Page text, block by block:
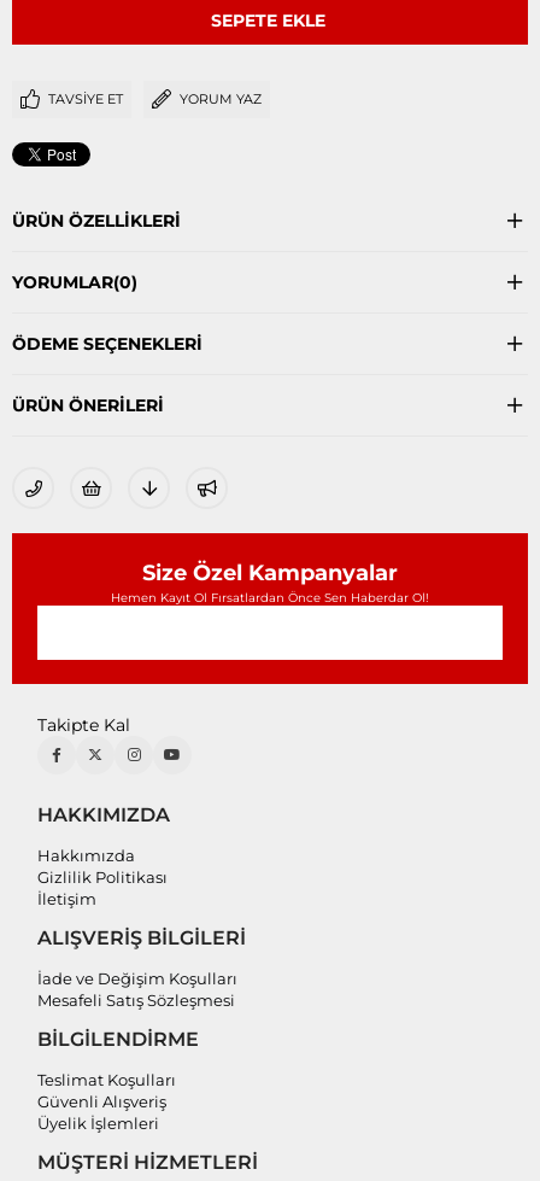
TAVSIYE ET YORUM YAZ
ÜRÜN ÖZELLIKLERI
YORUMLAR(0)
ÖDEME SEÇENEKLERI
ÜRÜN ÖNERILERI
Size Özel Kampanyalar
Hemen Kayıt Ol Fırsatlardan Önce Sen Haberdar Ol!
Takipte Kal
HAKKIMIZDA
Hakkımızda
Gizlilik Politikası
İletişim
ALIŞVERİŞ BİLGİLERİ
İade ve Değişim Koşulları
Mesafeli Satış Sözleşmesi
BİLGİLENDİRME
Teslimat Koşulları
Güvenli Alışveriş
Üyelik İşlemleri
MÜŞTERİ HİZMETLERİ